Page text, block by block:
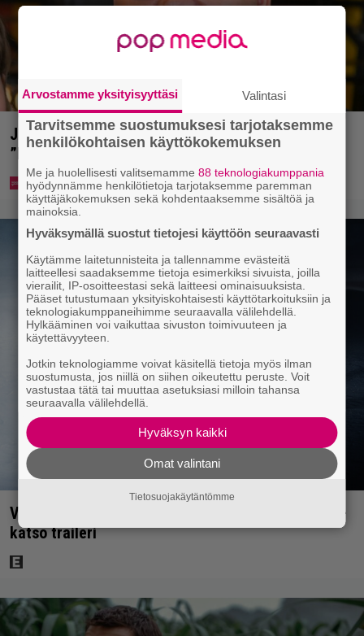
Jani Sievinen kokosi lapsikatraansa yhteen –
”Minun suurin perintöni heille”
Vanhasta X-Files-leffasta julkaistaan K18-versio –
katso traileri
Arvostamme yksityisyyttäsi Valintasi
Tarvitsemme suostumuksesi tarjotaksemme
henkilökohtaisen käyttökokemuksen
Me ja huolellisesti valitsemamme88 teknologiakumppania
hyödynnämme henkilötietoja tarjotaksemme paremman
käyttäjäkokemuksen sekä kohdentaaksemme sisältöä ja
mainoksia.
Hyväksymällä suostut tietojesi käyttöön seuraavasti
Käytämme laitetunnisteita ja tallennamme evästeitä
laitteellesi saadaksemme tietoja esimerkiksi sivuista, joilla
vierailit, IP-osoitteestasi sekä laitteesi ominaisuuksista.
Pääset tutustumaan yksityiskohtaisesti käyttötarkoituksiin ja
teknologiakumppaneihimme seuraavalla välilehdellä.
Hylkääminen voi vaikuttaa sivuston toimivuuteen ja
käytettävyyteen.
Jotkin teknologiamme voivat käsitellä tietoja myös ilman
suostumusta, jos niillä on siihen oikeutettu peruste. Voit
vastustaa tätä tai muuttaa asetuksiasi milloin tahansa
seuraavalla välilehdellä.
Hyväksyn kaikki
Omat valintani
Tietosuojakäytäntömme